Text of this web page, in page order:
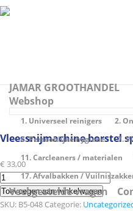
JAMAR GROOTHANDEL
Webshop
1. Universeel reinigers 2.
6. Persoonlijke hygiene
7.
11. Carcleaners / materialen
17. Afvalbakken /
Veel gestelde vragen
Save to Wishlist
Vleessnijmachine borstel
€ 33,00
Vleessnijmachine
borstel
speciaal
Toevoegen aan winkelwagen
SKU: B5-048 Categorie: